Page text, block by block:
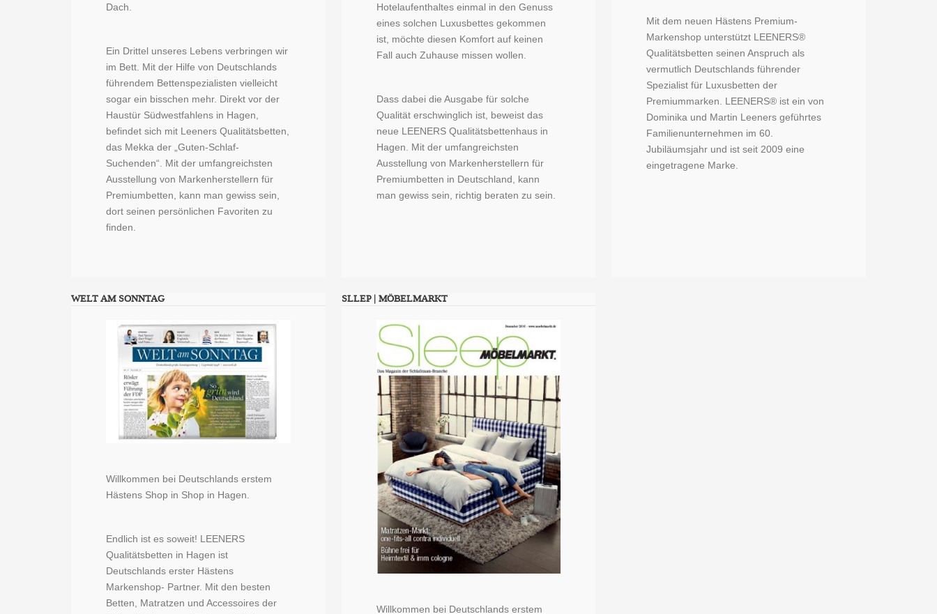
Dach.
Ein Drittel unseres Lebens verbringen wir
im Bett. Mit der Hilfe von Deutschlands
führendem Bettenspezialisten vielleicht
sogar ein bisschen mehr. Direkt vor der
Haustür Südwestfahlens in Hagen,
befindet sich mit Leeners Qualitätsbetten,
das Mekka der „Guten-Schlaf-
Suchenden“. Mit der umfangreichsten
Ausstellung von Markenherstellern für
Premiumbetten, kann man gewiss sein,
dort seinen persönlichen Favoriten zu
finden.
Hotelaufenthaltes einmal in den Genuss
eines solchen Luxusbettes gekommen
ist, möchte diesen Komfort auf keinen
Fall auch Zuhause missen wollen.
Dass dabei die Ausgabe für solche
Qualität erschwinglich ist, beweist das
neue LEENERS Qualitätsbettenhaus in
Hagen. Mit der umfangreichsten
Ausstellung von Markenherstellern für
Premiumbetten in Deutschland, kann
man gewiss sein, richtig beraten zu sein.
Mit dem neuen Hästens Premium-
Markenshop unterstützt LEENERS®
Qualitätsbetten seinen Anspruch als
vermutlich Deutschlands führender
Spezialist für Luxusbetten der
Premiummarken. LEENERS® ist ein von
Dominika und Martin Leeners geführtes
Familienunternehmen im 60.
Jubiläumsjahr und ist seit 2009 eine
eingetragene Marke.
WELT AM SONNTAG
Willkommen bei Deutschlands erstem
Hästens Shop in Shop in Hagen.
Endlich ist es soweit! LEENERS
Qualitätsbetten in Hagen ist
Deutschlands erster Hästens
Markenshop- Partner. Mit den besten
Betten, Matratzen und Accessoires der
SLLEP | MÖBELMARKT
Willkommen bei Deutschlands erstem